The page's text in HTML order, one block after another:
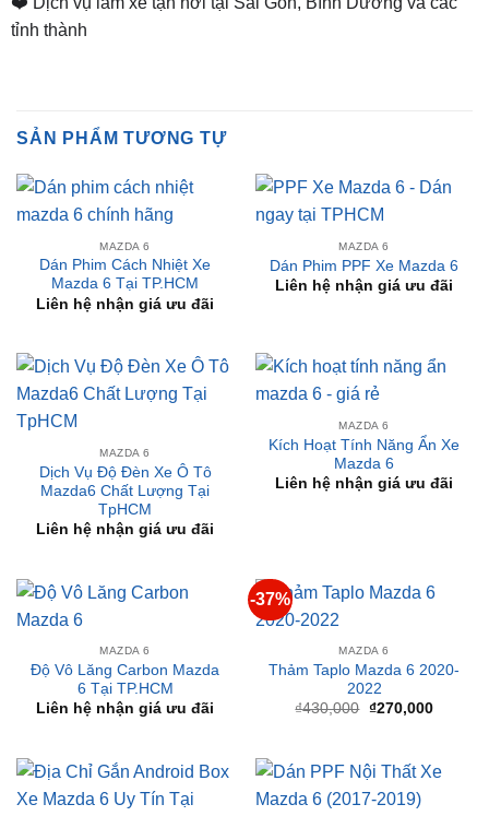
MAZDA 6
Dán Phim Cách Nhiệt Xe
Mazda 6 Tại TP.HCM
Liên hệ nhận giá ưu đãi
MAZDA 6
Dán Phim PPF Xe Mazda 6
Liên hệ nhận giá ưu đãi
MAZDA 6
Dịch Vụ Độ Đèn Xe Ô Tô
TpHCM
Liên hệ nhận giá ưu đãi
MAZDA 6
Kích Hoạt Tính Năng Ẩn Xe
Mazda 6
Liên hệ nhận giá ưu đãi
MAZDA 6
Độ Vô Lăng Carbon Mazda
Liên hệ nhận giá ưu đãi
MAZDA 6
Thảm Taplo Mazda 6 2020-
430,000 Giá
gốc
là:
₫430,000.
₫270,000
hiện
tại
MAZDA 6
MAZDA 6
Dán PPF Nội Thất Xe
Mazda 6 (2017-2019)